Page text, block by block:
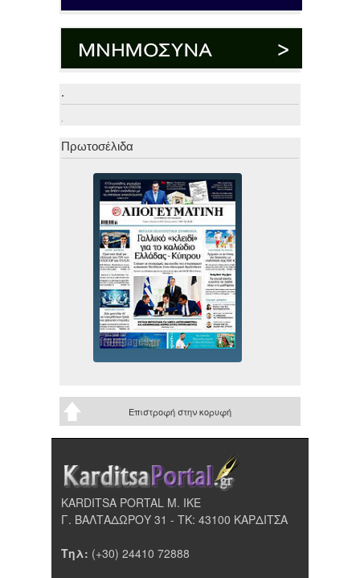
.
.
Πρωτοσέλιδα
Επιστροφή στην κορυφή
KARDITSA PORTAL Μ. ΙΚΕ
Γ. ΒΑΛΤΑΔΩΡΟΥ 31 - ΤΚ: 43100 ΚΑΡΔΙΤΣΑ
Τηλ: (+30) 24410 72888